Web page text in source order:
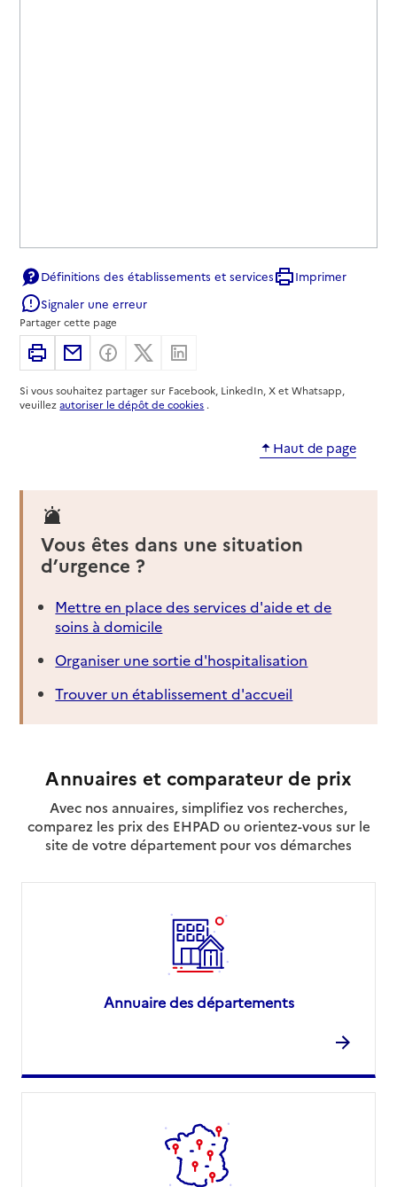
Définitions des établissements et services
Imprimer
Signaler une erreur
Partager cette page
ImprimerPartager par email
Partager sur Facebook
Partager sur X
Si vous souhaitez partager sur Facebook, LinkedIn, X et Whatsapp,
veuillezautoriser le dépôt de cookies .
Haut de page
Vous êtes dans une situation
d’urgence ?
Mettre en place des services d'aide et de
soins à domicile
Organiser une sortie d'hospitalisation
Trouver un établissement d'accueil
Annuaires et comparateur de prix
Avec nos annuaires, simplifiez vos recherches,
comparez les prix des EHPAD ou orientez-vous sur le
site de votre département pour vos démarches
Annuaire des départements